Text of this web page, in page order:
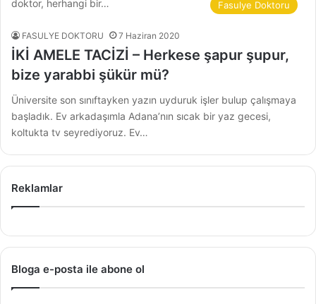
doktor, herhangi bir…
Fasulye Doktoru
FASULYE DOKTORU 7 Haziran 2020
İKİ AMELE TACİZİ – Herkese şapur şupur,
bize yarabbi şükür mü?
Üniversite son sınıftayken yazın uyduruk işler bulup çalışmaya
başladık. Ev arkadaşımla Adana’nın sıcak bir yaz gecesi,
koltukta tv seyrediyoruz. Ev…
Reklamlar
Bloga e-posta ile abone ol